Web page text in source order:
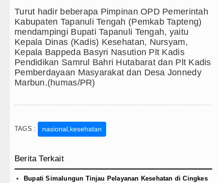
Turut hadir beberapa Pimpinan OPD Pemerintah
Kabupaten Tapanuli Tengah (Pemkab Tapteng)
mendampingi Bupati Tapanuli Tengah, yaitu
Kepala Dinas (Kadis) Kesehatan, Nursyam,
Kepala Bappeda Basyri Nasution Plt Kadis
Pendidikan Samrul Bahri Hutabarat dan Plt Kadis
Pemberdayaan Masyarakat dan Desa Jonnedy
Marbun.(humas/PR)
TAGS : nasional,kesehatan
Berita Terkait
Bupati Simalungun Tinjau Pelayanan Kesehatan di Cingkes